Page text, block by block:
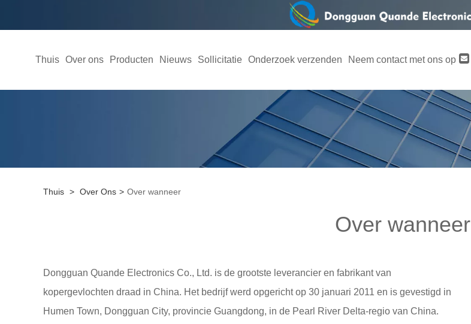
Thuis Over ons Producten Nieuws Sollicitatie Onderzoek verzenden Neem contact met ons op
Thuis > Over Ons > Over wanneer
Over wanneer
Dongguan Quande Electronics Co., Ltd. is de grootste leverancier en fabrikant van
kopergevlochten draad in China. Het bedrijf werd opgericht op 30 januari 2011 en is gevestigd in
Humen Town, Dongguan City, provincie Guangdong, in de Pearl River Delta-regio van China.